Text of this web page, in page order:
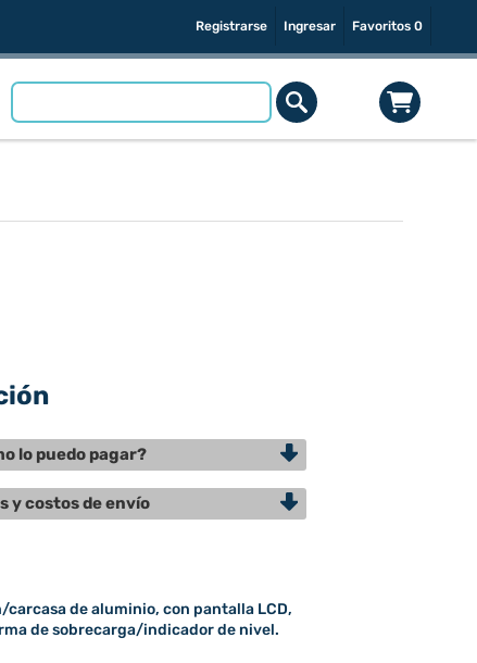
Registrarse Ingresar Favoritos 0
lo puedo pagar?
y costos de envío
de aluminio, con pantalla LCD,
de sobrecarga/indicador de nivel.